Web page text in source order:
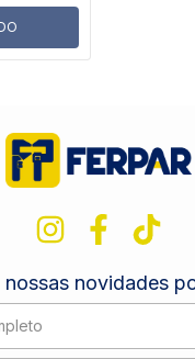
nossas novidades